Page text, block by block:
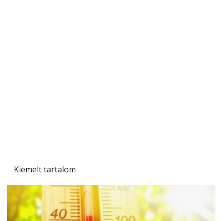
Kiemelt tartalom